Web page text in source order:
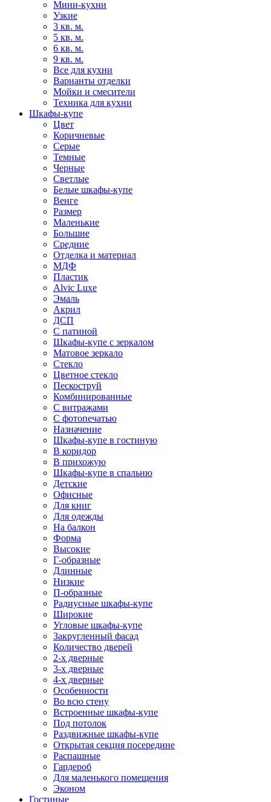
Мини-кухни
Узкие
3 кв. м.
5 кв. м.
6 кв. м.
9 кв. м.
Все для кухни
Варианты отделки
Мойки и смесители
Техника для кухни
Шкафы-купе
Цвет
Коричневые
Серые
Темные
Черные
Светлые
Белые шкафы-купе
Венге
Размер
Маленькие
Большие
Средние
Отделка и материал
МДФ
Пластик
Alvic Luxe
Эмаль
Акрил
ДСП
С патиной
Шкафы-купе с зеркалом
Матовое зеркало
Стекло
Цветное стекло
Пескоструй
Комбинированные
С витражами
С фотопечатью
Назначение
Шкафы-купе в гостиную
В коридор
В прихожую
Шкафы-купе в спальню
Детские
Офисные
Для книг
Для одежды
На балкон
Форма
Высокие
Г-образные
Длинные
Низкие
П-образные
Радиусные шкафы-купе
Широкие
Угловые шкафы-купе
Закругленный фасад
Количество дверей
2-х дверные
3-х дверные
4-х дверные
Особенности
Во всю стену
Встроенные шкафы-купе
Под потолок
Раздвижные шкафы-купе
Открытая секция посередине
Распашные
Гардероб
Для маленького помещения
Эконом
Гостиные